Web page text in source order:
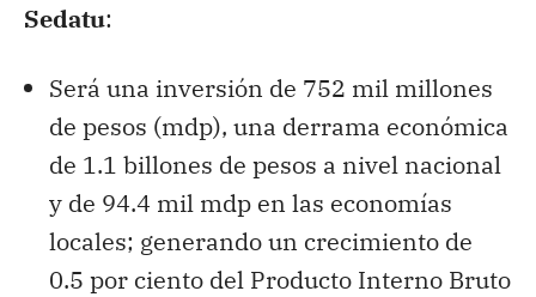
Sedatu:
Será una inversión de 752 mil millones
de pesos (mdp), una derrama económica
de 1.1 billones de pesos a nivel nacional
y de 94.4 mil mdp en las economías
locales; generando un crecimiento de
0.5 por ciento del Producto Interno Bruto